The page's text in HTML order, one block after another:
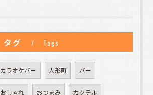
タグ Tags
カラオケバー 人形町 バー
おしゃれ おつまみ カクテル